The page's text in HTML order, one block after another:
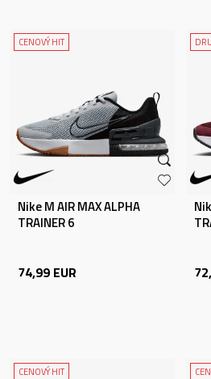
CENOVÝ HIT
Nike M AIR MAX ALPHA
TRAINER 6
74,99 EUR
CENOVÝ HIT